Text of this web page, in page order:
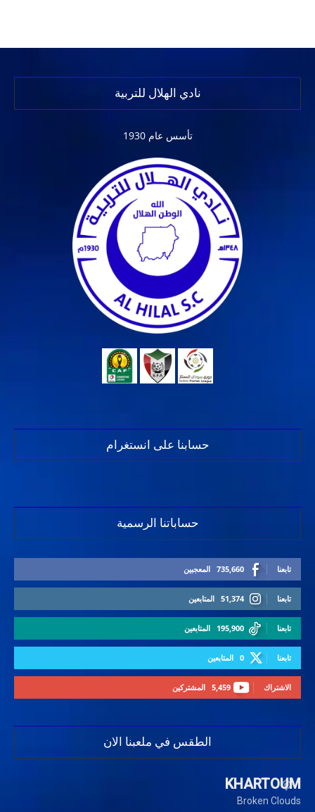
نادي الهلال للتربية
تأسس عام 1930
حسابنا على انستغرام
حساباتنا الرسمية
735,660 المعجبين تابعنا
51,374 المتابعين تابعنا
195,900 المتابعين تابعنا
0 المتابعين تابعنا
5,459 المشتركين الاشتراك
الطقس في ملعبنا الان
KHARTOUM
Broken Clouds